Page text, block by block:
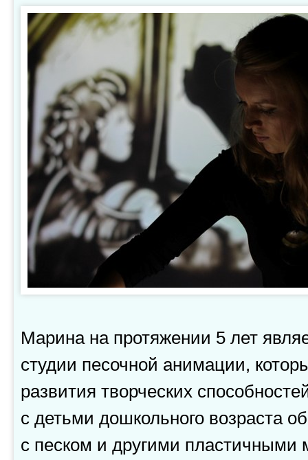
Марина на протяжении 5 лет
студии песочной анимации,
развития творческих
с детьми дошкольного возраста
с песком и другими пластичными